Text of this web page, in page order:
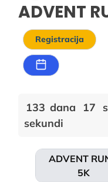
ADVENT
Registracija
133 dana 17
sekundi
ADVENT
5K